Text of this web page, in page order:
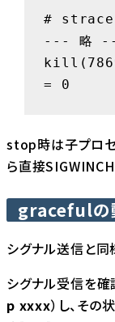
#
--- 略
= 0
stop時は子プロセ
ら直接
gracefulの
シグナル送信と同
シグナル受信を確
p xxxx）し、そ